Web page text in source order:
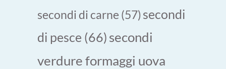
secondi di carne (57)secondi
di pesce (66) secondi
verdure formaggi uova